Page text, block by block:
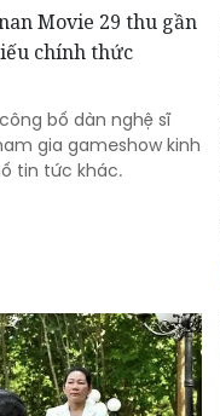
Movie 29 thu gần
chính thức
bố dàn nghệ sĩ
gia gameshow kinh
tin tức khác.